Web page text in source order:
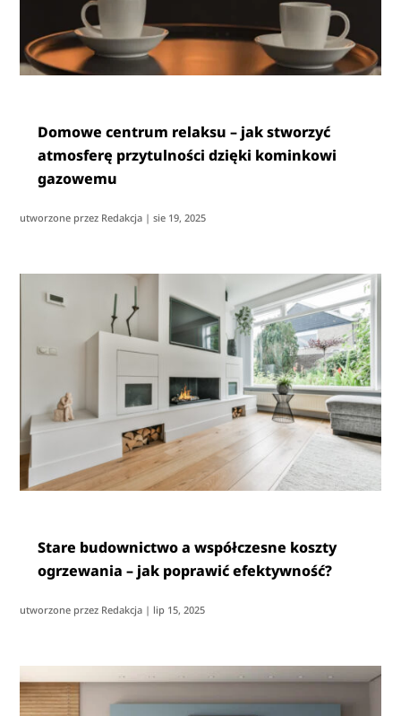
Domowe centrum relaksu – jak stworzyć
atmosferę przytulności dzięki kominkowi
gazowemu
utworzone przez Redakcja |sie 19, 2025
Stare budownictwo a współczesne koszty
ogrzewania – jak poprawić efektywność?
utworzone przez Redakcja | lip 15, 2025